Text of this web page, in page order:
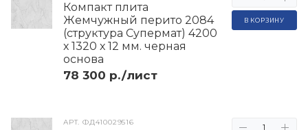
АРТ.ФД410029516
Компакт плита
Жемчужный перито 2084
(структура Супермат) 4200
х 1320 х 12 мм. черная
основа
78 300 р./лист
В КОРЗИНУ